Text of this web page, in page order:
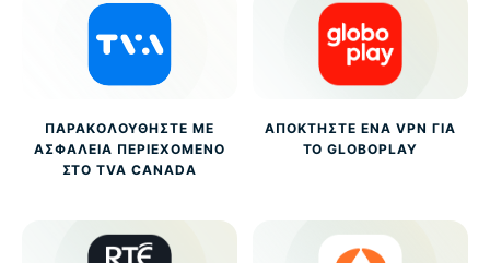
ΠΑΡΑΚΟΛΟΥΘΉΣΤΕ ΜΕ
ΑΣΦΆΛΕΙΑ ΠΕΡΙΕΧΌΜΕΝΟ
ΣΤΟ TVA CANADA
ΑΠΟΚΤΉΣΤΕ ΈΝΑ VPN ΓΙΑ
ΤΟ GLOBOPLAY